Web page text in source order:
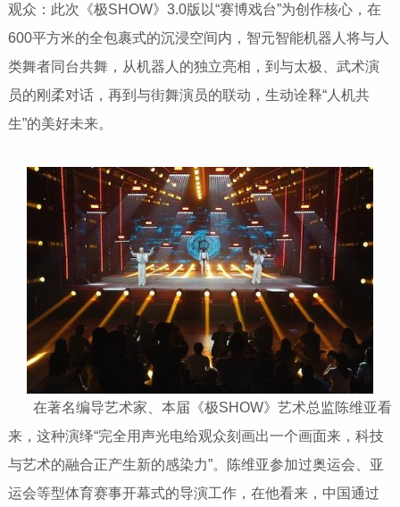
观众：此次《极SHOW》3.0版以“赛博戏台”为创作核心，在
600平方米的全包裹式的沉浸空间内，智元智能机器人将与人
类舞者同台共舞，从机器人的独立亮相，到与太极、武术演
员的刚柔对话，再到与街舞演员的联动，生动诠释“人机共
生”的美好未来。
​​​​​​​ 在著名编导艺术家、本届《极SHOW》艺术总监陈维亚看
来，这种演绎“完全用声光电给观众刻画出一个画面来，科技
与艺术的融合正产生新的感染力”。陈维亚参加过奥运会、亚
运会等型体育赛事开幕式的导演工作，在他看来，中国通过